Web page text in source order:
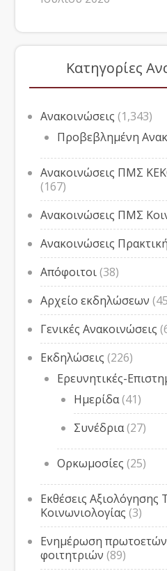
Κατηγορίες
Ανακοινώσεις (1,343)
Προβεβλημένη
Ανακοινώσεις ΠΜΣ
(167)
Ανακοινώσεις ΠΜΣ
Ανακοινώσεις
Απόφοιτοι(38)
Αρχείο εκδηλώσεων
Γενικές Ανακοινώσεις
Εκδηλώσεις (226)
Ερευνητικές-
Ημερίδα(41)
Συνέδρια(27)
Ορκωμοσίες (25)
Εκθέσεις Αξιολόγησης
Κοινωνιολογίας (3)
Ενημέρωση
φοιτητριών (89)